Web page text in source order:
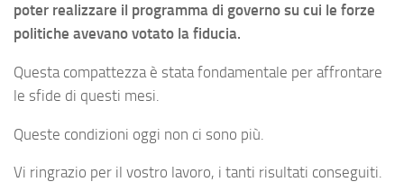
poter realizzare il programma di governo su cui le forze
politiche avevano votato la fiducia.
Questa compattezza è stata fondamentale per affrontare
le sfide di questi mesi.
Queste condizioni oggi non ci sono più.
Vi ringrazio per il vostro lavoro, i tanti risultati conseguiti.